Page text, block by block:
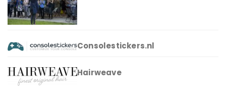
Consolestickers.nl
Hairweave